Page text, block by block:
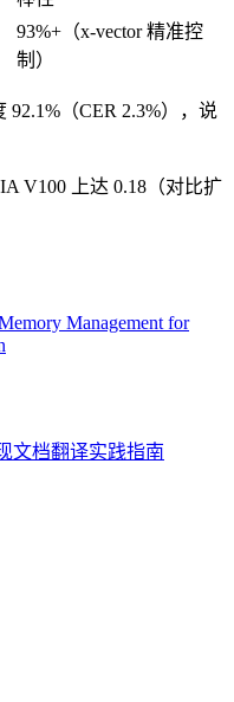
​93%+​​（x-vector 精准控
制）
（CER 2.3%），说
V100 上达 ​​0.18​​（对比扩
Management for
文档翻译实践指南